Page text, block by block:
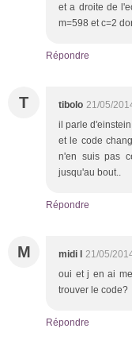
et a droite de
m=598 et c=2
Répondre
T tibolo 21/05/
il parle d'einstein
et le code
n'en suis pas
jusqu'au bout..
Répondre
M midi l 21/05/
oui et j en ai
trouver le code?
Répondre